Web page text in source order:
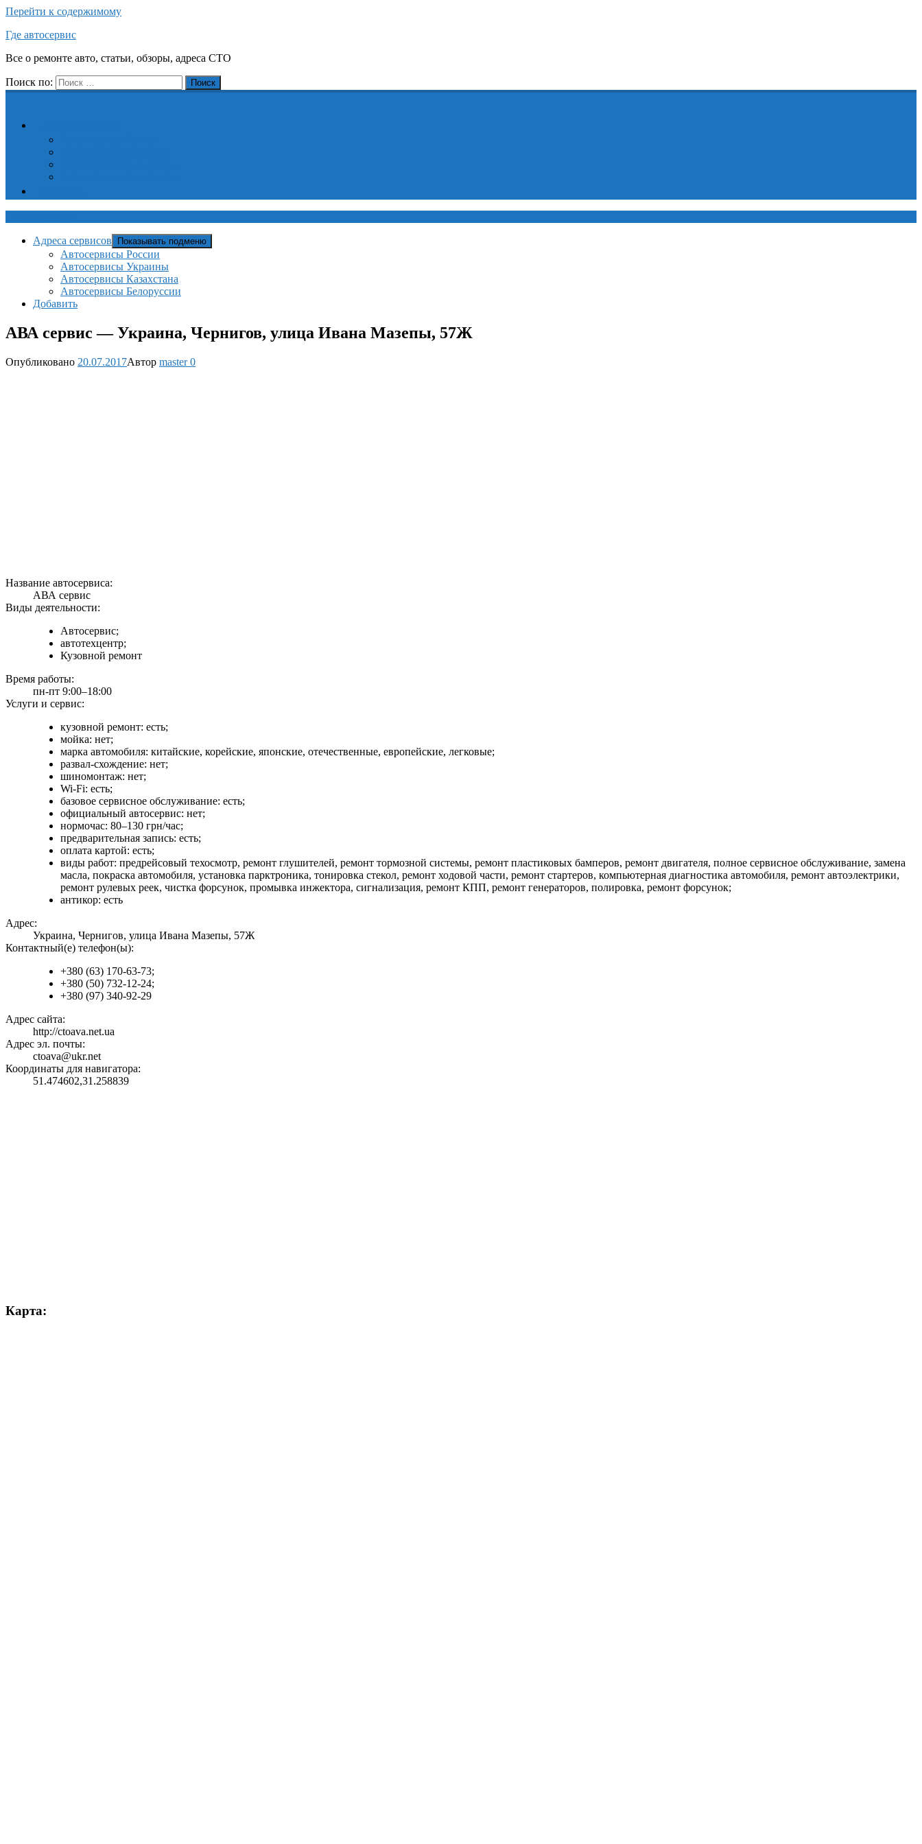
Перейти к содержимому
Где автосервис
Все о ремонте авто, статьи, обзоры, адреса СТО
Поиск по: Поиск
Адреса сервисов Показывать подменю
Автосервисы России
Автосервисы Украины
Автосервисы Казахстана
Автосервисы Белоруссии
Добавить
АВА сервис — Украина, Чернигов, улица Ивана Мазепы, 57Ж
Опубликовано 20.07.2017Автор master0
Название автосервиса:
АВА сервис
Виды деятельности:
Автосервис;
автотехцентр;
Кузовной ремонт
Время работы:
пн-пт 9:00–18:00
Услуги и сервис:
кузовной ремонт: есть;
мойка: нет;
марка автомобиля: китайские, корейские, японские, отечественные, европейские, легковые;
развал-схождение: нет;
шиномонтаж: нет;
Wi-Fi: есть;
базовое сервисное обслуживание: есть;
официальный автосервис: нет;
нормочас: 80–130 грн/час;
предварительная запись: есть;
оплата картой: есть;
виды работ: предрейсовый техосмотр, ремонт глушителей, ремонт тормозной системы, ремонт пластиковых бамперов, ремонт двигателя, полное сервисное обслуживание, замена
масла, покраска автомобиля, установка парктроника, тонировка стекол, ремонт ходовой части, ремонт стартеров, компьютерная диагностика автомобиля, ремонт автоэлектрики,
ремонт рулевых реек, чистка форсунок, промывка инжектора, сигнализация, ремонт КПП, ремонт генераторов, полировка, ремонт форсунок;
антикор: есть
Адрес:
Украина, Чернигов, улица Ивана Мазепы, 57Ж
Контактный(е) телефон(ы):
+380 (63) 170-63-73;
+380 (50) 732-12-24;
+380 (97) 340-92-29
Адрес сайта:
http://ctoava.net.ua
Адрес эл. почты:
ctoava@ukr.net
Координаты для навигатора:
51.474602,31.258839
Карта: